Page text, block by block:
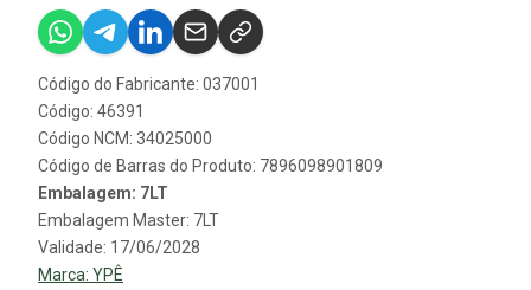
Código do Fabricante: 037001
Código: 46391
Código NCM: 34025000
Código de Barras do Produto: 7896098901809
Embalagem: 7LT
Embalagem Master: 7LT
Validade: 17/06/2028
Marca: YPÊ